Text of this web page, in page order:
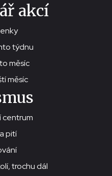
akcí
týdnu
měsíc
měsíc
centrum
pití
trochu dál